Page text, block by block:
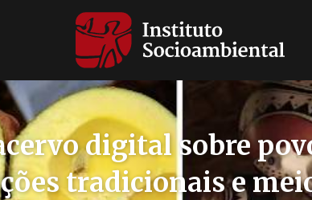
digital sobre
tradicionais e